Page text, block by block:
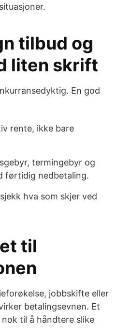
tilbud og
liten skrift
En god
rente, ikke bare
termingebyr og
førtidig nedbetaling.
hva som skjer ved
til
jobbskifte eller
betalingsevnen. Et
til å håndtere slike